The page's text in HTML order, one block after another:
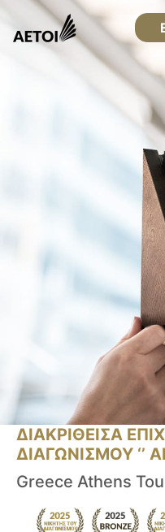
ΔΙΑΚΡΙΘΕΙΣΑ
ΔΙΑΓΩΝΙΣΜΟΥ ‘’
Greece Athens